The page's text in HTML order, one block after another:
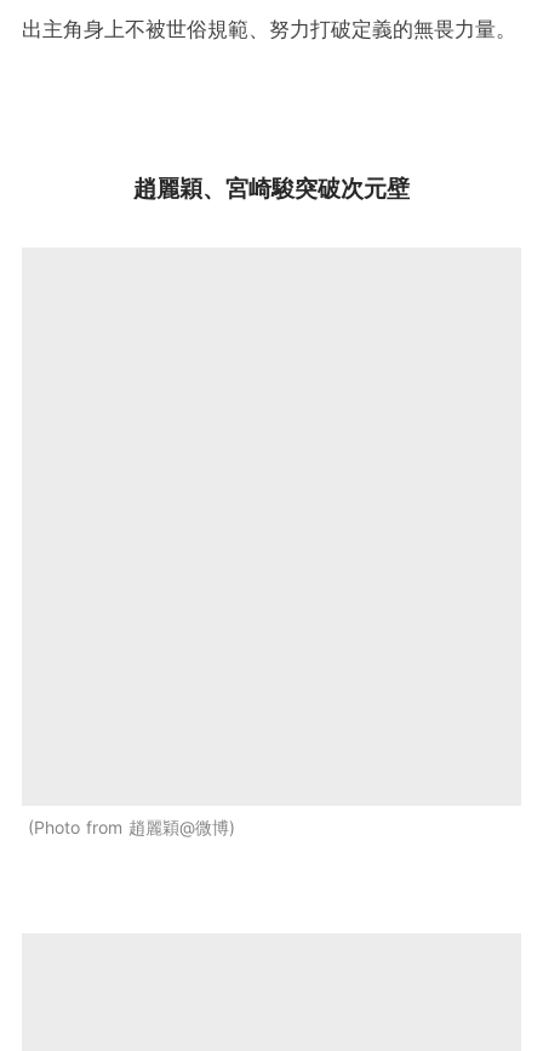
出主角身上不被世俗規範、努力打破定義的無畏力量。
趙麗穎、宮崎駿突破次元壁
Photo from 趙麗穎@微博